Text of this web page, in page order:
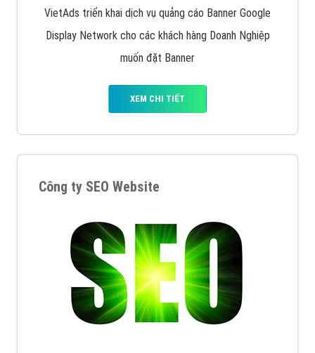
VietAds triển khai dịch vụ quảng cáo Banner Google
Display Network cho các khách hàng Doanh Nghiệp
muốn đặt Banner
XEM CHI TIẾT
Công ty SEO Website